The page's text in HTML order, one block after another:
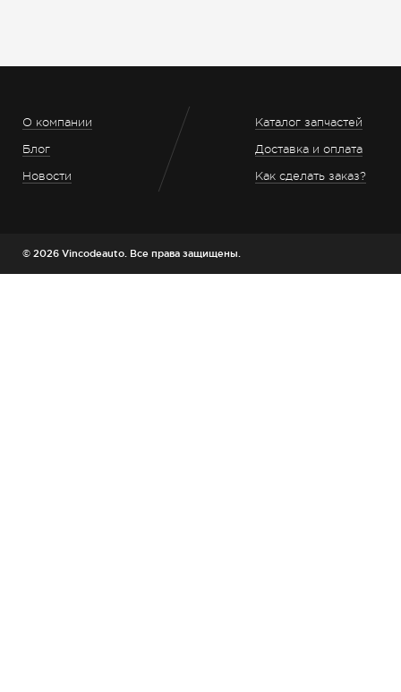
О компании
Блог
Новости
Каталог запчастей
Доставка и оплата
Как сделать заказ?
© 2026 Vincodeauto. Все права защищены.